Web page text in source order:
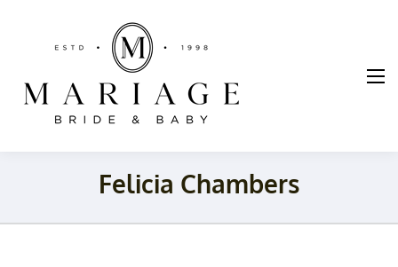
Felicia Chambers